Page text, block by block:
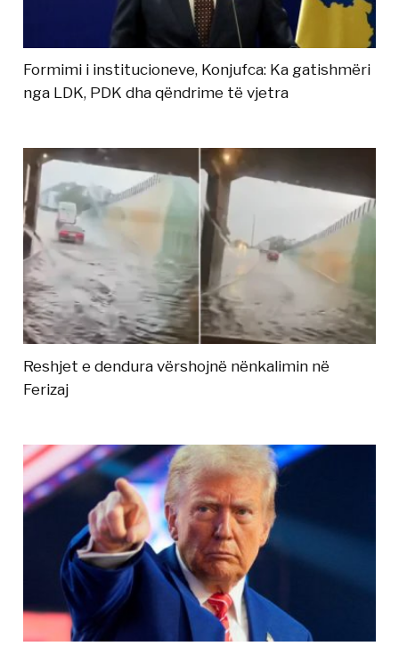
Formimi i institucioneve, Konjufca: Ka gatishmëri
nga LDK, PDK dha qëndrime të vjetra
Reshjet e dendura vërshojnë nënkalimin në
Ferizaj